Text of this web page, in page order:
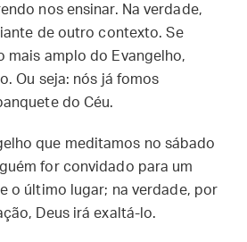
nos ensinar. Na verdade,
de outro contexto. Se
mais amplo do Evangelho,
Ou seja: nós já fomos
do Céu.
que meditamos no sábado
for convidado para um
o último lugar; na verdade, por
Deus irá exaltá-lo.